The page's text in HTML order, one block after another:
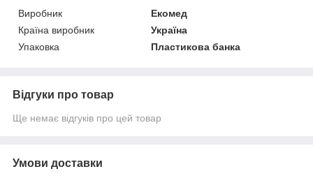
Виробник
Екомед
Країна виробник
Україна
Упаковка
Пластикова банка
Відгуки про товар
Ще немає відгуків про цей товар
Умови доставки